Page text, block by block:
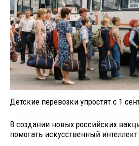
Детские перевозки упростят с 1
В создании новых российских
помогать искусственный интеллект